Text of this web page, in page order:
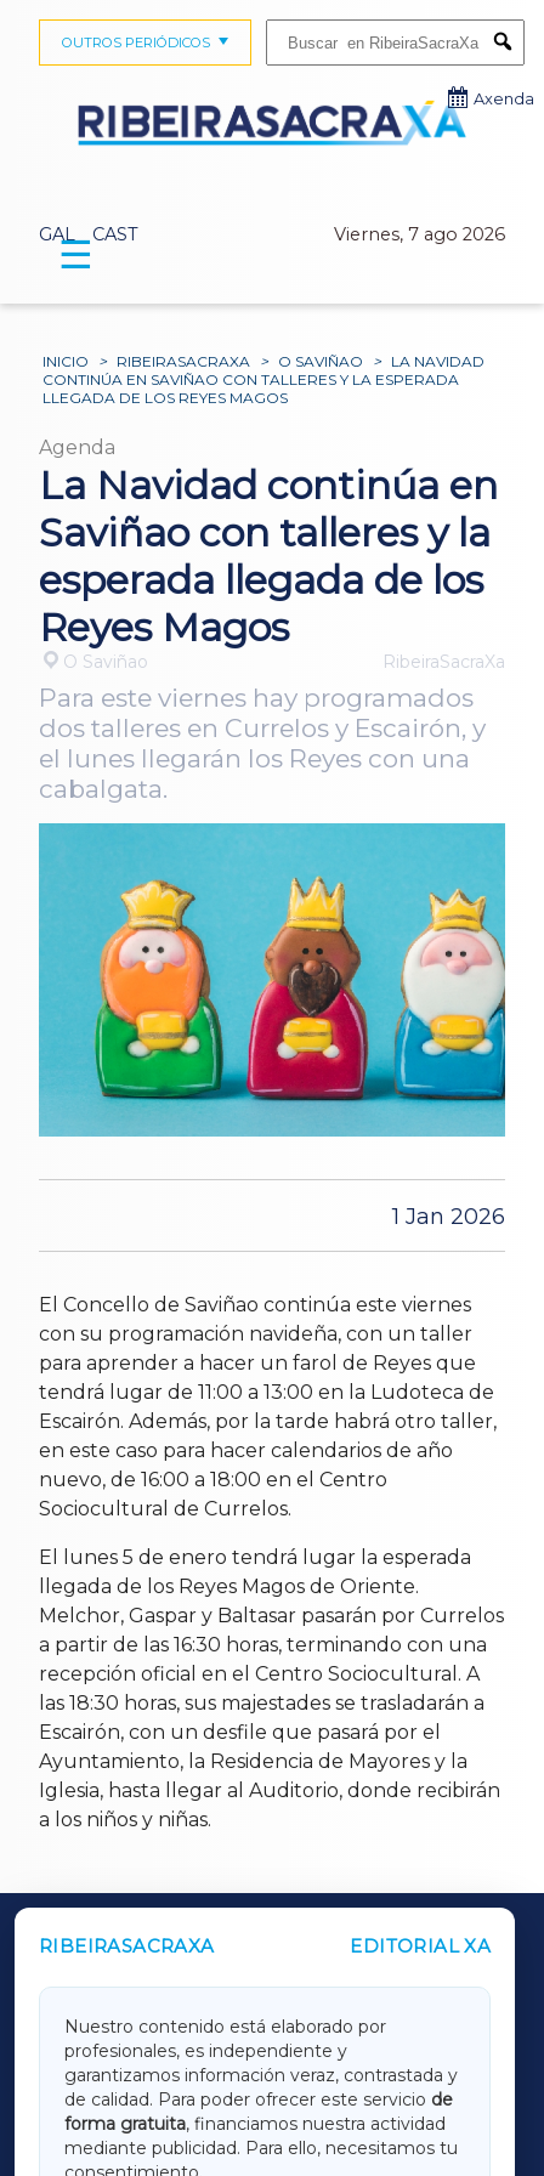
GAL CAST Viernes, 7 ago 2026
OUTROS PERIÓDICOS
Axenda
☰
INICIO > RIBEIRASACRAXA > O SAVIÑAO > LA NAVIDAD
CONTINÚA EN SAVIÑAO CON TALLERES Y LA ESPERADA
LLEGADA DE LOS REYES MAGOS
Agenda
La Navidad continúa en
Saviñao con talleres y la
esperada llegada de los
Reyes Magos
O Saviñao RibeiraSacraXa
Para este viernes hay programados
dos talleres en Currelos y Escairón, y
el lunes llegarán los Reyes con una
cabalgata.
1 Jan 2026
El Concello de Saviñao continúa este viernes
con su programación navideña, con un taller
para aprender a hacer un farol de Reyes que
tendrá lugar de 11:00 a 13:00 en la Ludoteca de
Escairón. Además, por la tarde habrá otro taller,
en este caso para hacer calendarios de año
nuevo, de 16:00 a 18:00 en el Centro
Sociocultural de Currelos.
El lunes 5 de enero tendrá lugar la esperada
llegada de los Reyes Magos de Oriente.
Melchor, Gaspar y Baltasar pasarán por Currelos
a partir de las 16:30 horas, terminando con una
recepción oficial en el Centro Sociocultural. A
las 18:30 horas, sus majestades se trasladarán a
Escairón, con un desfile que pasará por el
Ayuntamiento, la Residencia de Mayores y la
Iglesia, hasta llegar al Auditorio, donde recibirán
a los niños y niñas.
RIBEIRASACRAXA EDITORIAL XA
Nuestro contenido está elaborado por
profesionales, es independiente y
garantizamos información veraz, contrastada y
de calidad. Para poder ofrecer este servicio de
forma gratuita, financiamos nuestra actividad
mediante publicidad. Para ello, necesitamos tu
OUTROS PERIÓDICOS
LUGOXA
TERRACHAXA